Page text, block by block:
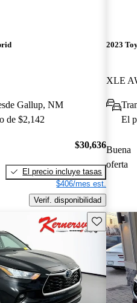
Gallup, NM
de $2,142
$30,636
El precio incluye tasas
$406/mes est.
Verif. disponibilidad
2023
XLE
El
Buena
oferta
Guarda este